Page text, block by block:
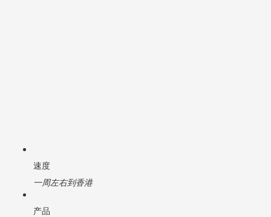
速度
一周左右到香港
产品